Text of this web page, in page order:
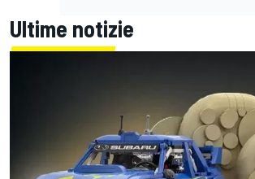
Ultime notizie